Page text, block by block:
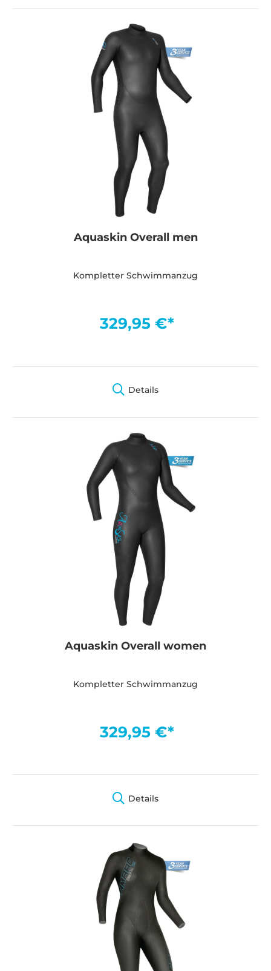
Aquaskin Overall men
Kompletter Schwimmanzug
329,95 €*
Details
Aquaskin Overall women
Kompletter Schwimmanzug
329,95 €*
Details